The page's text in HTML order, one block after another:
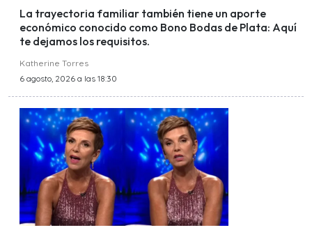
La trayectoria familiar también tiene un aporte
económico conocido como Bono Bodas de Plata: Aquí
te dejamos los requisitos.
Katherine Torres
6 agosto, 2026 a las 18:30